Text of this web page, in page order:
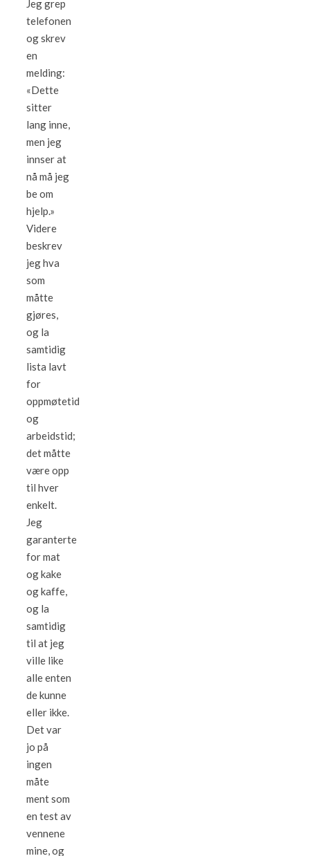
Jeg grep
telefonen
og skrev
en
melding:
«Dette
sitter
lang inne,
men jeg
innser at
nå må jeg
be om
hjelp.»
Videre
beskrev
jeg hva
som
måtte
gjøres,
og la
samtidig
lista lavt
for
oppmøtetid
og
arbeidstid;
det måtte
være opp
til hver
enkelt.
Jeg
garanterte
for mat
og kake
og kaffe,
og la
samtidig
til at jeg
ville like
alle enten
de kunne
eller ikke.
Det var
jo på
ingen
måte
ment som
en test av
vennene
mine, og